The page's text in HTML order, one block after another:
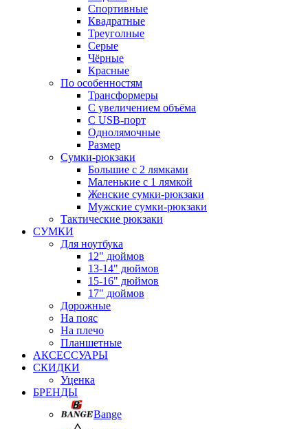
Спортивные
Квадратные
Треуголные
Серые
Чёрные
Красные
По особенностям
Трансформеры
С увеличением объёма
С USB-порт
Однолямочные
Размер
Сумки-рюкзаки
Большие с 2 лямками
Маленькие с 1 лямкой
Женские сумки-рюкзаки
Мужские сумки-рюкзаки
Тактические рюкзаки
СУМКИ
Для ноутбука
12" дюймов
13-14" дюймов
15-16" дюймов
17" дюймов
Дорожные
На пояс
На плечо
Планшетные
АКСЕССУАРЫ
СКИДКИ
Уценка
БРЕНДЫ
Bange